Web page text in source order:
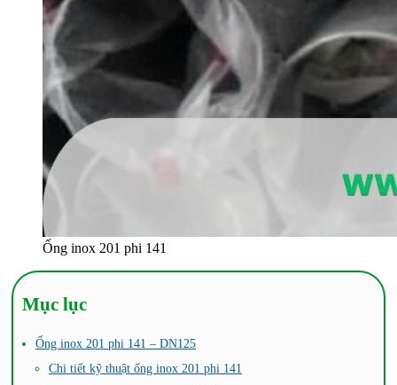
Ống inox 201 phi 141
Mục lục
Ống inox 201 phi 141 – DN125
Chi tiết kỹ thuật ống inox 201 phi 141